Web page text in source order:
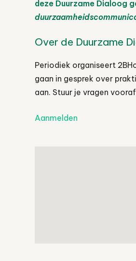
deze Duurzame Dialoog
Over de Duurzame
Periodiek organiseert
gaan in gesprek over
aan. Stuur je vragen
Aanmelden